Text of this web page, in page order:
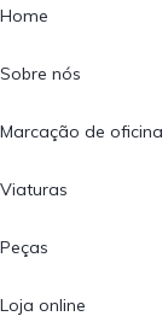
Home
Sobre nós
Marcação de oficina
Viaturas
Peças
Loja online